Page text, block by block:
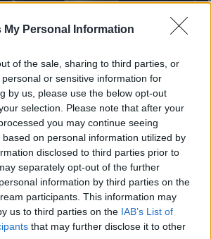
My Personal Information
of the sale, sharing to third parties, or
or sensitive information for
by us, please use the below opt-out
selection. Please note that after your
you may continue seeing
on personal information utilized by
disclosed to third parties prior to
separately opt-out of the further
information by third parties on the
participants. This information may
us to third parties on the IAB’s List of
that may further disclose it to other
το ΕΘΝΟΣ στη Google
100 καλύτερα πρόβια τυριά
22 ελληνικά τυριά.
θέση στηνκατάταξητου
τηγραβίερα Κρήτης
τη δεύτερη θέση,μία
το τυρί Serra da Estrela